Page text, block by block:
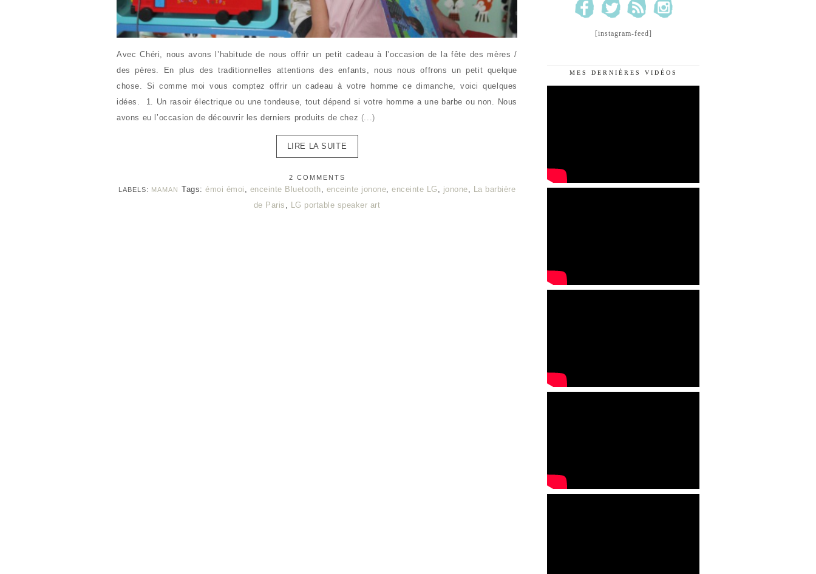
Avec Chéri, nous avons l’habitude de nous offrir un petit cadeau à l’occasion de la fête des mères /
des pères. En plus des traditionnelles attentions des enfants, nous nous offrons un petit quelque
chose. Si comme moi vous comptez offrir un cadeau à votre homme ce dimanche, voici quelques
idées. 1. Un rasoir électrique ou une tondeuse, tout dépend si votre homme a une barbe ou non. Nous
avons eu l’occasion de découvrir les derniers produits de chez (...)
LIRE LA SUITE
2 COMMENTS
LABELS:
MAMAN Tags: émoi émoi , enceinte Bluetooth, enceinte jonone, enceinte LG , jonone, La barbière
de Paris , LG portable speaker art
[instagram-feed]
MES DERNIÈRES VIDÉOS